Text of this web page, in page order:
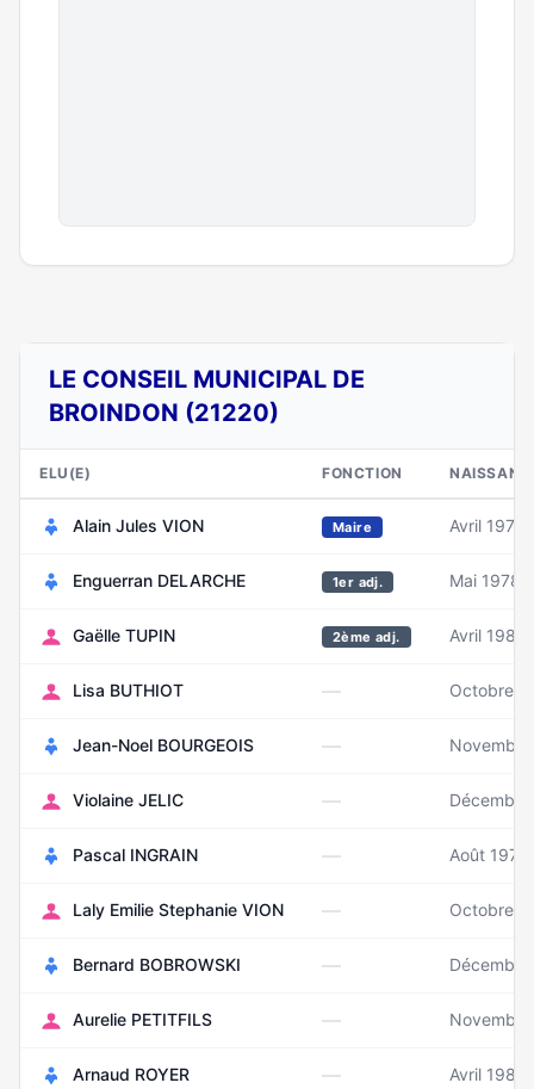
LE CONSEIL MUNICIPAL DE
BROINDON (21220)
ELU(E) FONCTION
Alain Jules VION Maire Avril 1975
Enguerran DELARCHE 1er adj. Mai 1978
Gaëlle TUPIN 2ème adj. Avril 1983
Lisa BUTHIOT — Octobre
Jean-Noel BOURGEOIS —
Violaine JELIC —
Pascal INGRAIN — Août 1977
Laly Emilie Stephanie VION — Octobre
Bernard BOBROWSKI —
Aurelie PETITFILS —
Arnaud ROYER — Avril 1983